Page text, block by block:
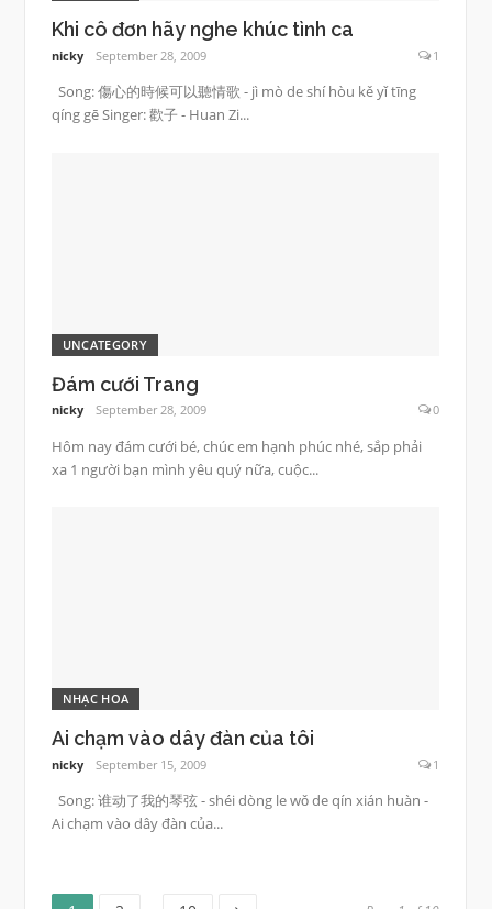
Khi cô đơn hãy nghe khúc tình ca
nicky September 28, 2009 1
Song: 傷心的時候可以聽情歌 - jì mò de shí hòu kě yǐ tīng
qíng gē Singer: 歡子 - Huan Zi...
UNCATEGORY
Đám cưới Trang
nicky September 28, 2009 0
Hôm nay đám cưới bé, chúc em hạnh phúc nhé, sắp phải
xa 1 người bạn mình yêu quý nữa, cuộc...
NHẠC HOA
Ai chạm vào dây đàn của tôi
nicky September 15, 2009 1
Song: 谁动了我的琴弦 - shéi dòng le wǒ de qín xián huàn -
Ai chạm vào dây đàn của...
Page Page Page